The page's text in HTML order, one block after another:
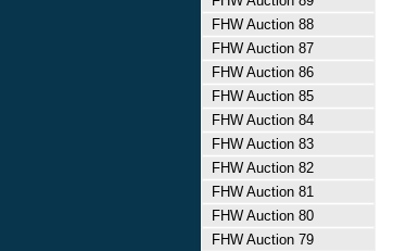
FHW Auction 88
FHW Auction 87
FHW Auction 86
FHW Auction 85
FHW Auction 84
FHW Auction 83
FHW Auction 82
FHW Auction 81
FHW Auction 80
FHW Auction 79